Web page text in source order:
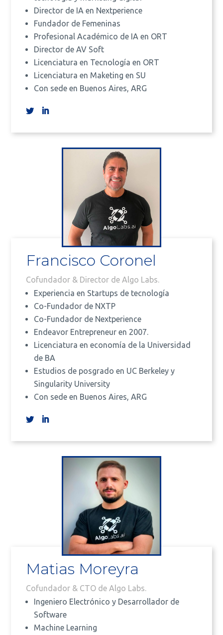
Director de IA en Nextperience
Fundador de Femeninas
Profesional Académico de IA en ORT
Director de AV Soft
Licenciatura en Tecnología en ORT
Licenciatura en Maketing en SU
Con sede en Buenos Aires, ARG
Francisco Coronel
Cofundador & Director de Algo Labs.
Experiencia en Startups de tecnología
Co-Fundador de NXTP
Co-Fundador de Nextperience
Endeavor Entrepreneur en 2007.
Licenciatura en economía de la Universidad
de BA
Estudios de posgrado en UC Berkeley y
Singularity University
Con sede en Buenos Aires, ARG
Matias Moreyra
Cofundador & CTO de Algo Labs.
Ingeniero Electrónico y Desarrollador de
Software
Machine Learning